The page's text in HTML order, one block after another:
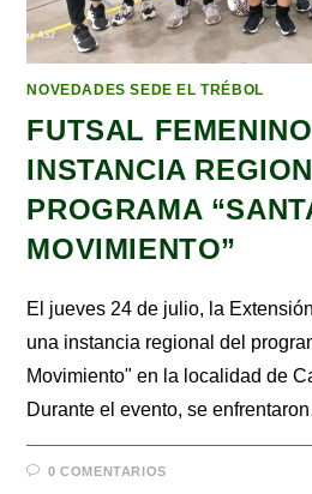
NOVEDADES SEDE EL TRÉBOL
FUTSAL
INSTANCIA
PROGRAMA
MOVIMIENTO”
El jueves 24 de julio, la
una instancia regional del
Movimiento" en la localidad de
Durante el evento, se
0 COMENTARIOS